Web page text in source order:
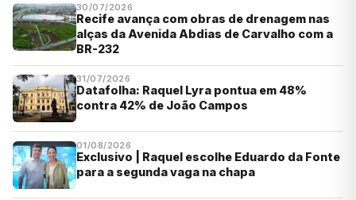
30/07/2026
Recife avança com obras de drenagem nas
alças da Avenida Abdias de Carvalho com a
BR-232
31/07/2026
Datafolha: Raquel Lyra pontua em 48%
contra 42% de João Campos
01/08/2026
Exclusivo | Raquel escolhe Eduardo da Fonte
para a segunda vaga na chapa